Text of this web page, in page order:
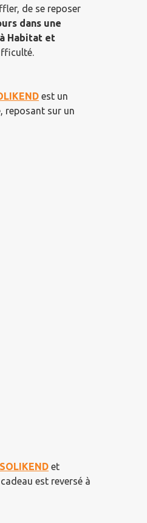
de se reposer
dans une
Habitat et
est un
reposant sur un
SOLIKEND et
est reversé à